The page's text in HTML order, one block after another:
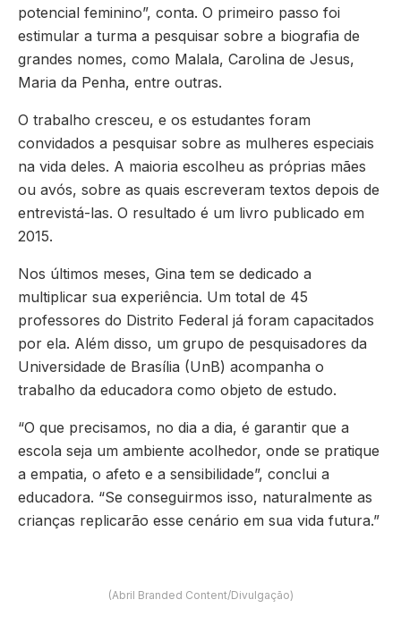
potencial feminino”, conta. O primeiro passo foi
estimular a turma a pesquisar sobre a biografia de
grandes nomes, como Malala, Carolina de Jesus,
Maria da Penha, entre outras.
O trabalho cresceu, e os estudantes foram
convidados a pesquisar sobre as mulheres especiais
na vida deles. A maioria escolheu as próprias mães
ou avós, sobre as quais escreveram textos depois de
entrevistá-las. O resultado é um livro publicado em
2015.
Nos últimos meses, Gina tem se dedicado a
multiplicar sua experiência. Um total de 45
professores do Distrito Federal já foram capacitados
por ela. Além disso, um grupo de pesquisadores da
Universidade de Brasília (UnB) acompanha o
trabalho da educadora como objeto de estudo.
“O que precisamos, no dia a dia, é garantir que a
escola seja um ambiente acolhedor, onde se pratique
a empatia, o afeto e a sensibilidade”, conclui a
educadora. “Se conseguirmos isso, naturalmente as
crianças replicarão esse cenário em sua vida futura.”
(Abril Branded Content/Divulgação)